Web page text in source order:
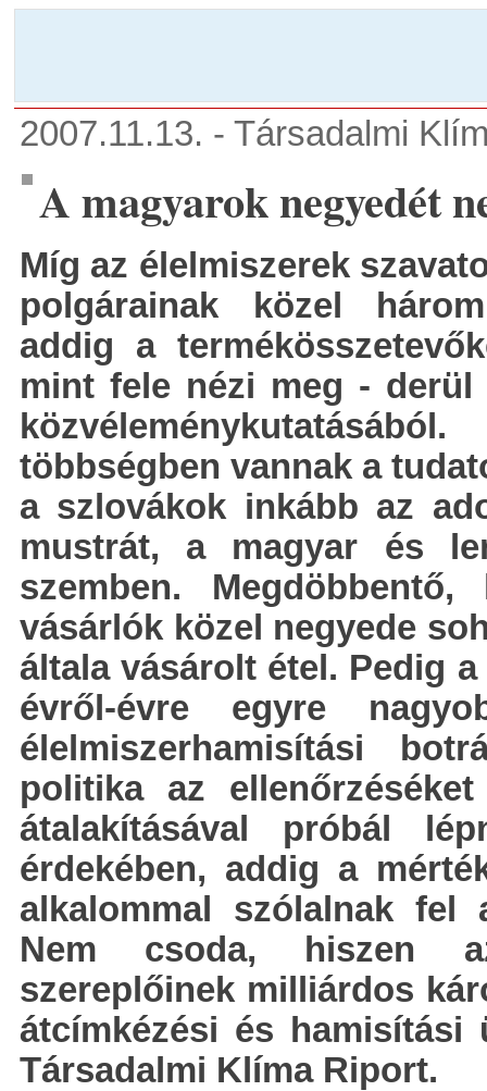
2007.11.13. - Társadalmi
A magyarok negyedét
Míg az élelmiszerek
polgárainak közel
addig a
mint fele nézi meg -
többségben vannak a
a szlovákok inkább az
mustrát, a magyar és
szemben.
vásárlók közel negyede
általa vásárolt étel. Pedig
évről-évre egyre
élelmiszerhamisítási
politika az
átalakításával próbál
érdekében, addig a
alkalommal szólalnak fel
Nem csoda, hiszen
szereplőinek milliárdos
átcímkézési és
Társadalmi Klíma Riport.